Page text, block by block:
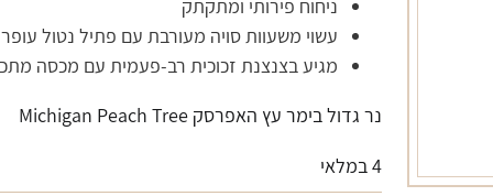
ניחוח פירותי ומתקתק
עשוי משעוות סויה מעורבת עם פתיל נטול
מגיע בצנצנת זכוכית רב-פעמית עם מכסה
נר גדול בימר עץ האפרסק Michigan Peach Tree
4 במלאי